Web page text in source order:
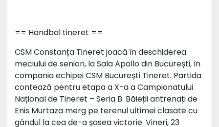
== Handbal tineret ==
CSM Constanța Tineret joacă în deschiderea
meciului de seniori, la Sala Apollo din București, în
compania echipei CSM București Tineret. Partida
contează pentru etapa a X-a a Campionatului
Național de Tineret – Seria B. Băieții antrenați de
Enis Murtaza merg pe terenul ultimei clasate cu
gândul la cea de-a șasea victorie. Vineri, 23